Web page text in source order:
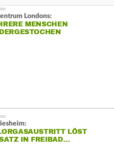
Londons:
MENSCHEN
LÖST
IN FREIBAD…